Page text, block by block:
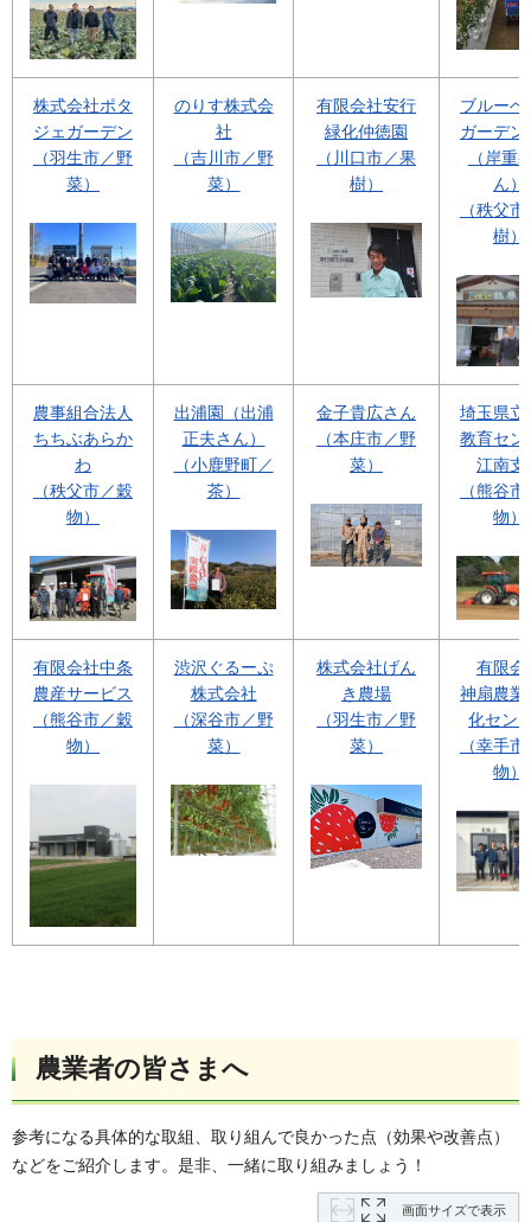
株式会社ポタ
ジェガーデン
（羽生市／野
菜）
のりす株式会
社
（吉川市／野
菜）
有限会社安行
緑化仲徳園
（川口市／果
樹）
ブルーベ
ガーデン
（岸重
ん）
（秩父
樹）
農事組合法人
ちちぶあらか
わ
（秩父市／穀
物）
出浦園（出浦
正夫さん）
（小鹿野町／
茶）
金子貴広さん
（本庄市／野
菜）
埼玉県立
教育セン
江南支
（熊谷
物）
有限会社中条
農産サービス
（熊谷市／穀
物）
渋沢ぐるーぷ
株式会社
（深谷市／野
菜）
株式会社げん
き農場
（羽生市／野
菜）
有限会
神扇農業
化セン
（幸手
物）
農業者の皆さまへ
参考になる具体的な取組、取り組んで良かった点（効果や改善点）
などをご紹介します。是非、一緒に取り組みましょう！
画面サイズで表示